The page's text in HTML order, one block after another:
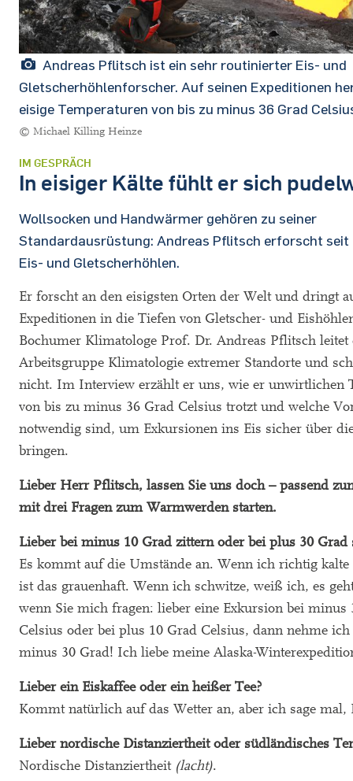
Andreas Pflitsch ist ein sehr routinierter Eis- und
Gletscherhöhlenforscher. Auf seinen Expeditionen
eisige Temperaturen von bis zu minus 36 Grad
© Michael Killing Heinze
IM GESPRÄCH
In eisiger Kälte fühlt er sich
Wollsocken und Handwärmer gehören zu seiner
Standardausrüstung: Andreas Pflitsch erforscht
Eis- und Gletscherhöhlen.
Er forscht an den eisigsten Orten der Welt und dringt
Expeditionen in die Tiefen von Gletscher- und
Bochumer Klimatologe Prof. Dr. Andreas Pflitsch leitet
Arbeitsgruppe Klimatologie extremer Standorte und
nicht. Im Interview erzählt er uns, wie er unwirtlichen
von bis zu minus 36 Grad Celsius trotzt und welche
notwendig sind, um Exkursionen ins Eis sicher über
bringen.
Lieber Herr Pflitsch, lassen Sie uns doch – passend
mit drei Fragen zum Warmwerden starten.
Lieber bei minus 10 Grad zittern oder bei plus 30 Grad
Es kommt auf die Umstände an. Wenn ich richtig kalte
ist das grauenhaft. Wenn ich schwitze, weiß ich, es
wenn Sie mich fragen: lieber eine Exkursion bei minus
Celsius oder bei plus 10 Grad Celsius, dann nehme
minus 30 Grad! Ich liebe meine Alaska-
Lieber ein Eiskaffee oder ein heißer Tee?
Kommt natürlich auf das Wetter an, aber ich sage mal,
Lieber nordische Distanziertheit oder südländisches
Nordische Distanziertheit (lacht).